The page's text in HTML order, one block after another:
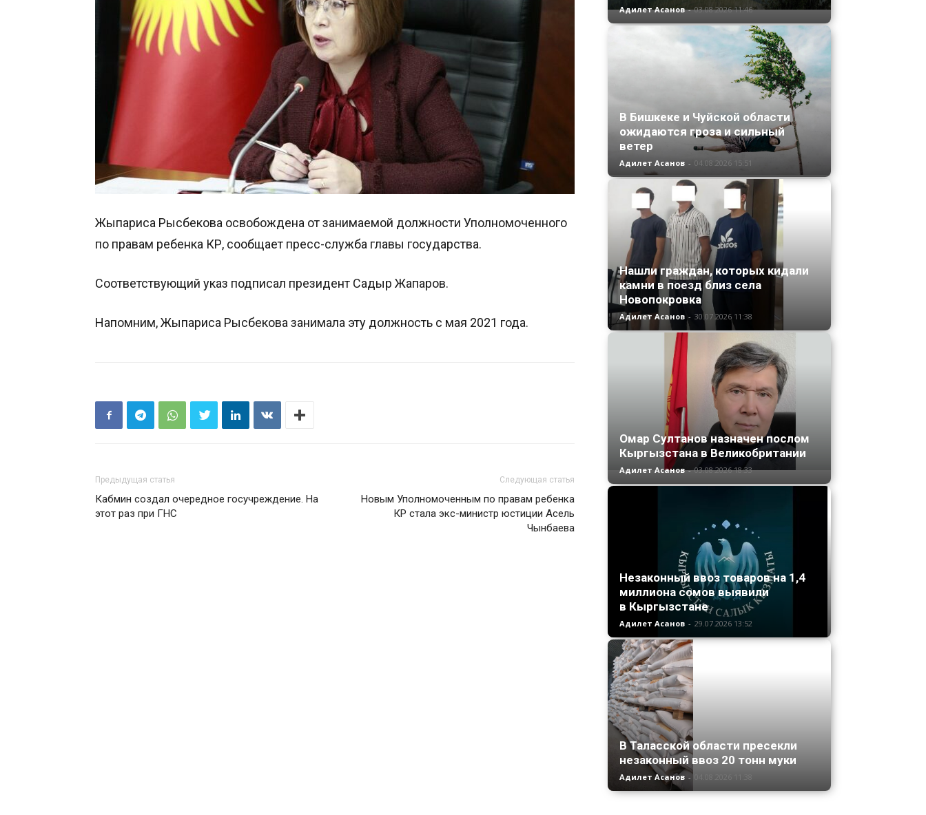
Жыпариса Рысбекова освобождена от занимаемой должности Уполномоченного
по правам ребенка КР, сообщает пресс-служба главы государства.
Соответствующий указ подписал президент Садыр Жапаров.
Напомним, Жыпариса Рысбекова занимала эту должность с мая 2021 года.
Предыдущая статья
Кабмин создал очередное госучреждение. На
этот раз при ГНС
Следующая статья
Новым Уполномоченным по правам ребенка
КР стала экс-министр юстиции Асель
Чынбаева
Адилет Асанов - 03.08.2026 11:46
В Бишкеке и Чуйской области
ожидаются гроза и сильный
ветер
Адилет Асанов - 04.08.2026 15:51
Нашли граждан, которых кидали
камни в поезд близ села
Новопокровка
Адилет Асанов - 30.07.2026 11:38
Омар Султанов назначен послом
Кыргызстана в Великобритании
Адилет Асанов - 03.08.2026 18:33
Незаконный ввоз товаров на 1,4
миллиона сомов выявили
в Кыргызстане
Адилет Асанов - 29.07.2026 13:52
В Таласской области пресекли
незаконный ввоз 20 тонн муки
Адилет Асанов -